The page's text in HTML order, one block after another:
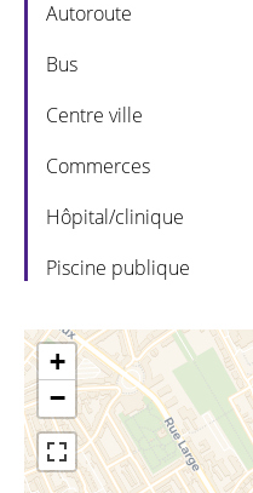
Autoroute
Bus
Centre ville
Commerces
Hôpital/clinique
Piscine publique
+
−